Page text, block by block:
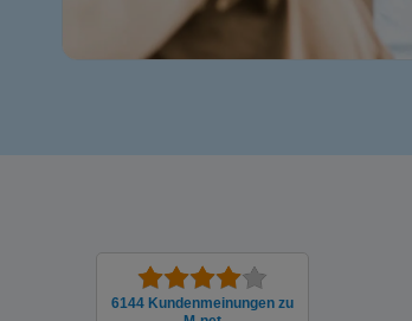
6144 Kunden­meinungen zu